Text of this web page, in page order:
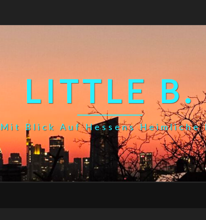
LITTLE B.
Blick Auf Hessens Heimliche